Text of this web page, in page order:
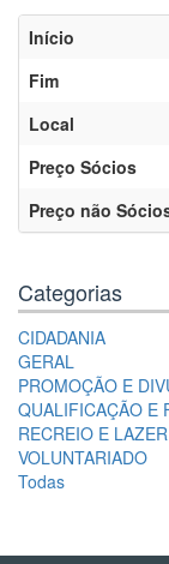
Início
Fim
Local
Preço Sócios
Preço não
Categorias
CIDADANIA
GERAL
PROMOÇÃO E
QUALIFICAÇÃO E
RECREIO E LAZER
VOLUNTARIADO
Todas